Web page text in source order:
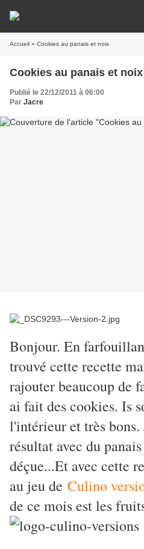
Accueil » Cookies au panais et noix
Cookies au panais et noix
Publié le 22/12/2011 à 06:00
Par Jacre
Bonjour. En
trouvé cette recette
rajouter beaucoup de
ai fait des cookies. Is
l'intérieur et très
résultat avec du
déçue...Et avec cette
au jeu de Culino
de ce mois est les